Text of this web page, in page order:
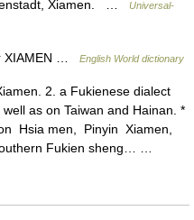
Xiamen. …
Universal-
XIAMEN … English World dictionary
2. a Fukienese dialect
as on Taiwan and Hainan. *
Hsia men, Pinyin Xiamen,
Fukien sheng… …